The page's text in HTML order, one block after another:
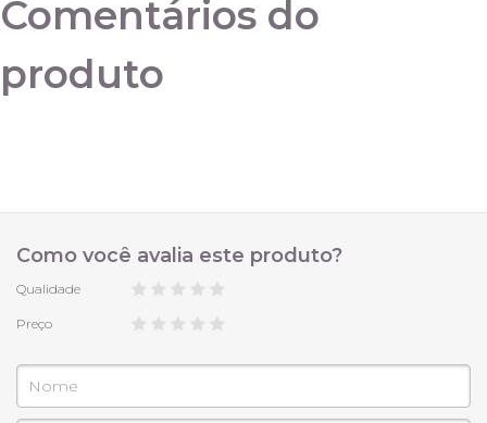
Comentários do
produto
Como você avalia este produto?
Qualidade
Preço